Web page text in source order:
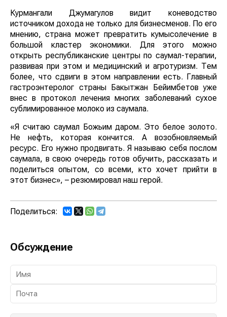
Курмангали Джумагулов видит коневодство
источником дохода не только для бизнесменов. По его
мнению, страна может превратить кумысолечение в
большой кластер экономики. Для этого можно
открыть республиканские центры по саумал-терапии,
развивая при этом и медицинский и агротуризм. Тем
более, что сдвиги в этом направлении есть. Главный
гастроэнтеролог страны Бакытжан Бейимбетов уже
внес в протокол лечения многих заболеваний сухое
сублимированное молоко из саумала.
«Я считаю саумал Божьим даром. Это белое золото.
Не нефть, которая кончится. А возобновляемый
ресурс. Его нужно продвигать. Я называю себя послом
саумала, в свою очередь готов обучить, рассказать и
поделиться опытом, со всеми, кто хочет прийти в
этот бизнес», – резюмировал наш герой.
Поделиться:
Обсуждение